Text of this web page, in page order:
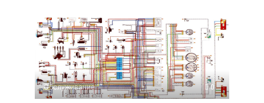
Обслуживание 0